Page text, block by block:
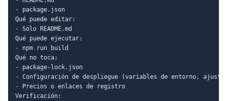
- package.json
- Solo README.md
- npm run build
-
-
- Precios o enlaces de registro